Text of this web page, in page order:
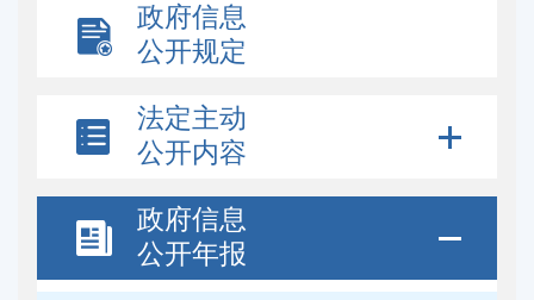
政府信息
公开规定
法定主动
公开内容
政府信息
公开年报